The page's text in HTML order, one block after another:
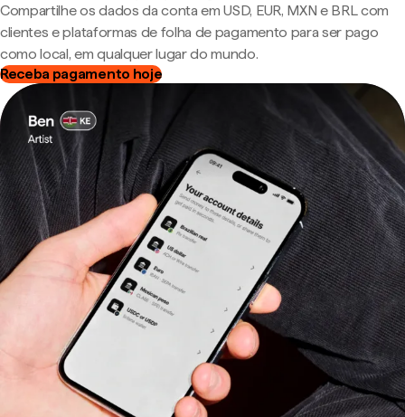
Compartilhe os dados da conta em USD, EUR, MXN e BRL com
clientes e plataformas de folha de pagamento para ser pago
como local, em qualquer lugar do mundo.
Receba pagamento hoje